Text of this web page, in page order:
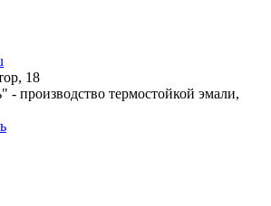
18
термостойкой эмали,